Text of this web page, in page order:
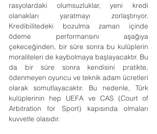
rasyolardaki olumsuzluklar, yeni kredi
olanakları yaratmayı zorlaştırıyor.
Kredibilitedeki bozulma zaman içinde
ödeme performansını aşağıya
çekeceğinden, bir süre sonra bu kulüplerin
moraliteleri de kaybolmaya başlayacaktır. Bu
da bir süre sonra kendisini pratikte,
ödenmeyen oyuncu ve teknik adam ücretleri
olarak somutlayacaktır. Bu nedenle, Türk
kulüplerinin hep UEFA ve CAS (Court of
Arbitration for Sport) kapısında olmaları
kuvvetle olasıdır.